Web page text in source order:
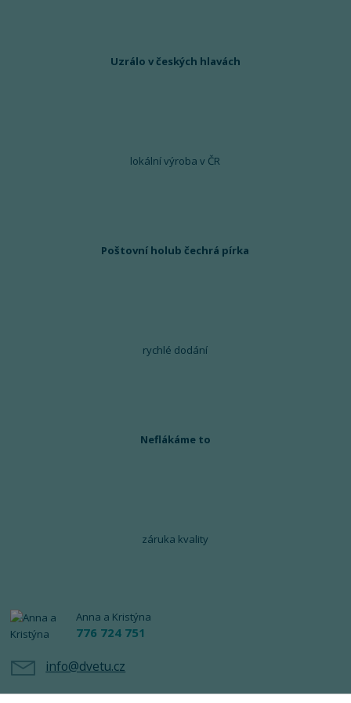
Uzrálo v českých hlavách
lokální výroba v ČR
Poštovní holub čechrá pírka
rychlé dodání
Neflákáme to
záruka kvality
Anna a Kristýna
776 724 751
info@dvetu.cz